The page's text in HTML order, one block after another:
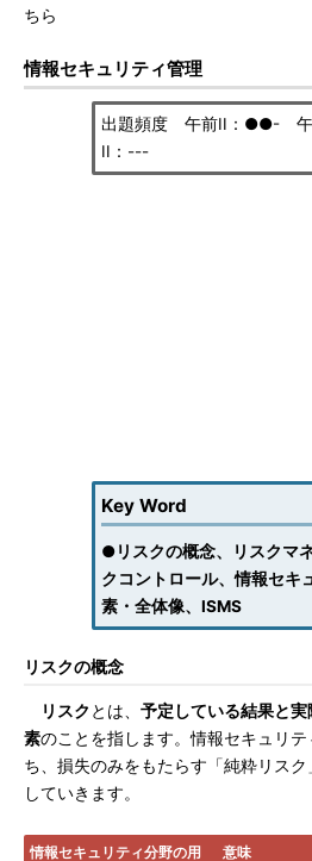
ちら
情報セキュリティ管理
出題頻度 午前II：●●-
II：---
Key Word
●リスクの概念、リスクマ
クコントロール、情報セキ
素・全体像、ISMS
リスクの概念
リスク とは、 予定している結果と
素のことを指します。情報セキュリ
ち、損失のみをもたらす「純粋リス
していきます。
情報セキュリティ分野の用
意味